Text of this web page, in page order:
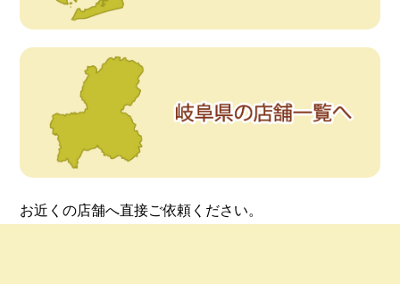
お近くの店舗へ直接ご依頼ください。